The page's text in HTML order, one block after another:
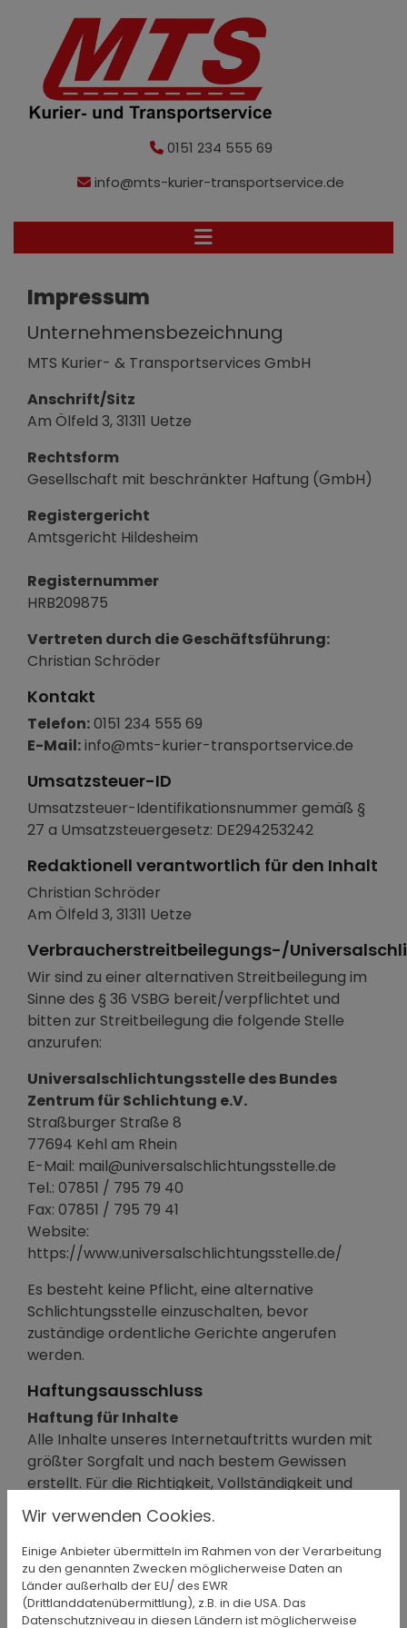
0151 234 555 69
info@mts-kurier-transportservice.de
Impressum
Unternehmensbezeichnung
MTS Kurier- & Transportservices GmbH
Anschrift/Sitz
Am Ölfeld 3, 31311 Uetze
Rechtsform
Gesellschaft mit beschränkter Haftung (GmbH)
Registergericht
Amtsgericht Hildesheim
Registernummer
HRB209875
Vertreten durch die Geschäftsführung:
Christian Schröder
Kontakt
Telefon:0151 234 555 69
E-Mail:info@mts-kurier-transportservice.de
Umsatzsteuer-ID
Umsatzsteuer-Identifikationsnummer gemäß §
27 a Umsatzsteuergesetz: DE294253242
Redaktionell verantwortlich für den Inhalt
Christian Schröder
Am Ölfeld 3, 31311 Uetze
Verbraucherstreitbeilegungs-/
Wir sind zu einer alternativen Streitbeilegung im
Sinne des § 36 VSBG bereit/verpflichtet und
bitten zur Streitbeilegung die folgende Stelle
anzurufen:
Universalschlichtungsstelle des Bundes
Zentrum für Schlichtung e.V.
Straßburger Straße 8
77694 Kehl am Rhein
E-Mail: mail@universalschlichtungsstelle.de
Tel.: 07851 / 795 79 40
Fax: 07851 / 795 79 41
Website:
https://www.universalschlichtungsstelle.de/
Es besteht keine Pflicht, eine alternative
Schlichtungsstelle einzuschalten, bevor
zuständige ordentliche Gerichte angerufen
werden.
Haftungsausschluss
Haftung für Inhalte
Alle Inhalte unseres Internetauftritts wurden mit
größter Sorgfalt und nach bestem Gewissen
erstellt. Für die Richtigkeit, Vollständigkeit und
Aktualität der Inhalte können wir jedoch keine
Gewähr übernehmen. Als Diensteanbieter sind
wir für eigene Inhalte auf diesen Seiten nach den
allgemeinen Gesetzen verantwortlich. Wir sind
jedoch nicht verpflichtet, übermittelte oder
gespeicherte fremde Informationen zu
Wir verwenden Cookies.
Einige Anbieter übermitteln im Rahmen von der Verarbeitung
zu den genannten Zwecken möglicherweise Daten an
Länder außerhalb der EU/ des EWR
(Drittlanddatenübermittlung), z.B. in die USA. Das
Datenschutzniveau in diesen Ländern ist möglicherweise